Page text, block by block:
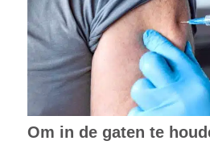
Om in de gaten te